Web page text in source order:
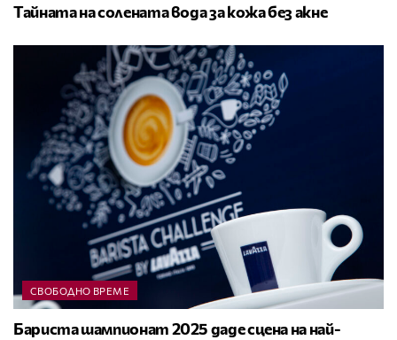
Тайната на солената вода за кожа без акне
СВОБОДНО ВРЕМЕ
Бариста шампионат 2025 даде сцена на най-